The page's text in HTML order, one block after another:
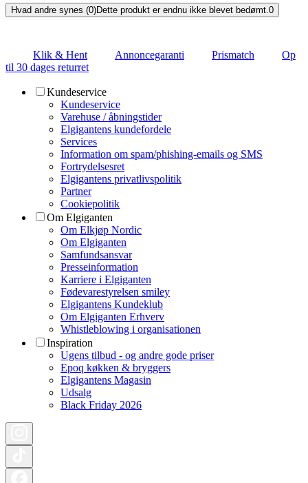
Hvad andre synes (0)Dette produkt er endnu ikke blevet bedømt. 0
Klik & Hent Annoncegaranti Prismatch
Op
til 30 dages returret
Kundeservice
Kundeservice
Varehuse / åbningstider
Elgigantens kundefordele
Services
Information om spam/phishing-emails og SMS
Fortrydelsesret
Elgigantens privatlivspolitik
Partner
Cookiepolitik
Om Elgiganten
Om Elkjøp Nordic
Om Elgiganten
Samfundsansvar
Presseinformation
Karriere i Elgiganten
Fødevarestyrelsen smiley
Elgigantens Kundeklub
Om Elgiganten Erhverv
Whistleblowing i organisationen
Inspiration
Ugens tilbud - og andre gode priser
Epoq køkken & bryggers
Elgigantens Magasin
Udsalg
Black Friday 2026